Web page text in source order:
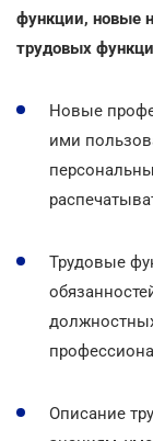
функции, новые
трудовых
Новые
ими
Трудовые
Описание